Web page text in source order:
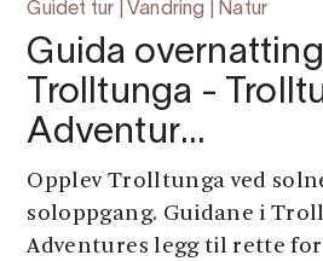
Guidet tur | Vandring | Natur
Guida
Trolltunga -
Adventur…
Opplev Trolltunga ved
soloppgang. Guidane i
Adventures legg til rette